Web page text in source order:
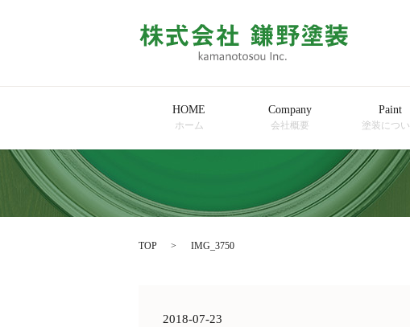
HOME
ホーム
Company
会社概要
Paint
塗装につ
TOP IMG_3750
2018-07-23